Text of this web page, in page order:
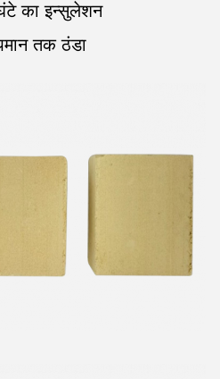
का इन्सुलेशन
तक ठंडा